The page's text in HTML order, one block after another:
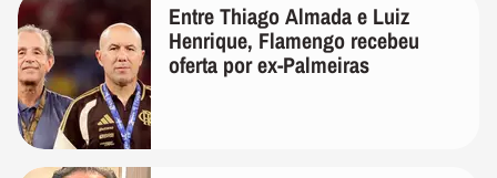
Entre Thiago Almada e Luiz
Henrique, Flamengo recebeu
oferta por ex-Palmeiras